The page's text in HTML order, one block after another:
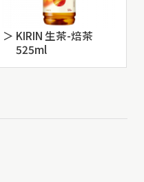
KIRIN 生茶-焙茶
525ml